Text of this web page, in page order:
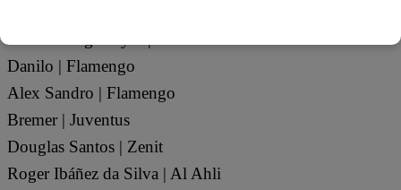
Danilo | Flamengo
Alex Sandro | Flamengo
Bremer | Juventus
Douglas Santos | Zenit
Roger Ibáñez da Silva | Al Ahli